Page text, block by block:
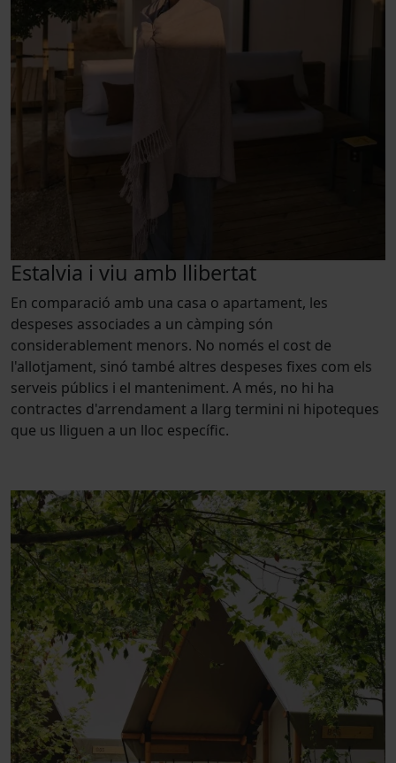
Estalvia i viu amb llibertat
En comparació amb una casa o apartament, les
despeses associades a un càmping són
considerablement menors. No només el cost de
l'allotjament, sinó també altres despeses fixes com els
serveis públics i el manteniment. A més, no hi ha
contractes d'arrendament a llarg termini ni hipoteques
que us lliguen a un lloc específic.